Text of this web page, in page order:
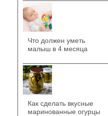
Что должен уметь
малыш в 4 месяца
Как сделать вкусные
маринованные огурцы